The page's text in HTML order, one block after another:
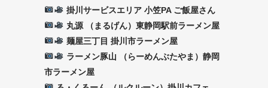
掛川サービスエリア 小笠PA ご飯屋さん
丸源 （まるげん）東静岡駅前ラーメン屋
麺屋三丁目 掛川市ラーメン屋
ラーメン豚山 （らーめんぶたやま）静岡
市ラーメン屋